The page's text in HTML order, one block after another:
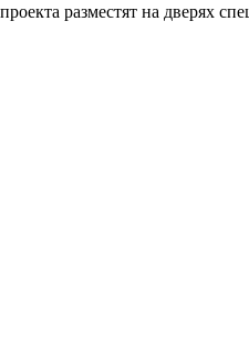
разместят на дверях